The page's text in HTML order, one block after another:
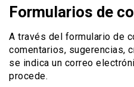
Formularios de
A través del formulario de
comentarios, sugerencias,
se indica un correo
procede.